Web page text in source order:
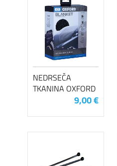
NEDRSEČA
TKANINA OXFORD
9,00 €